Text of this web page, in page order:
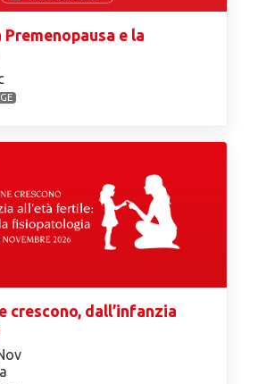
e la
crescono, dall’infanzia